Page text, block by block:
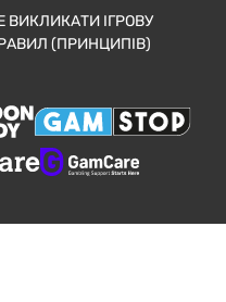
ВИКЛИКАТИ ІГРОВУ
(ПРИНЦИПІВ)